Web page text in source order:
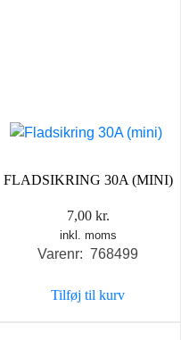
FLADSIKRING 30A (MINI)
7,00 kr.
inkl. moms
Varenr: 768499
Tilføj til kurv